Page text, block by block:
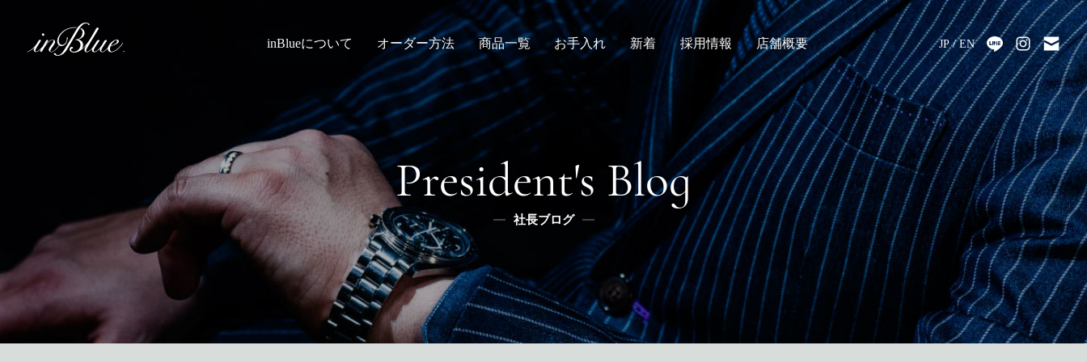
inBlueについて
ヒストリー
理念
トライフープ
着用シーン
こだわり
縫製
Q&A
オーダー方法
倉敷店でのオーダー
全国オーダー会
ふるさと納税
商品一覧
デニムスーツ
メンズ
レディース
ふるさと納税
ふるさとチョイス
お手入れ 新着
ニュース
インタビュー
社長ブログ
スタッフブログ
メディア掲載
採用情報
新卒採用
店舗概要
アクセス
会社情報
代表メッセージ
JP EN
President's Blog
社長ブログ